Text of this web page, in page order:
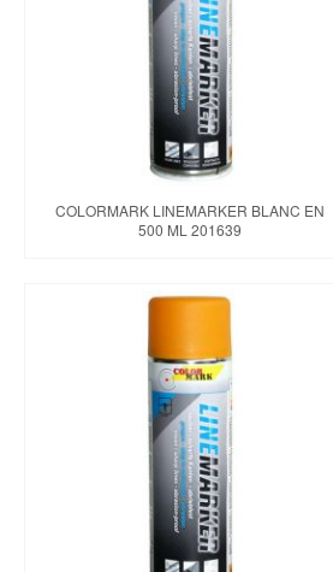
COLORMARK LINEMARKER BLANC EN
500 ML 201639